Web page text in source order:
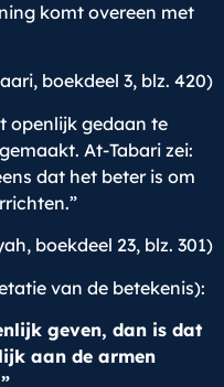
komt overeen met
boekdeel 3, blz. 420)
openlijk gedaan te
At-Tabari zei:
dat het beter is om
boekdeel 23, blz. 301)
van de betekenis):
geven, dan is dat
aan de armen